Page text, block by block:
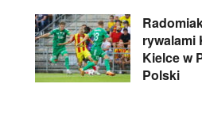
rywalami
Kielce w
Polski